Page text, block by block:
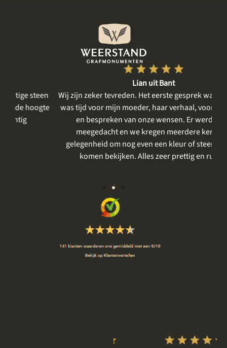
Lian uit Bant
Wij zijn zeker tevreden. Het eerste gesprek was rustig, er
was tijd voor mijn moeder, haar verhaal, voor het delen
en bespreken van onze wensen. Er werd goed
meegedacht en we kregen meerdere keren de
gelegenheid om nog even een kleur of steensoort te
komen bekijken. Alles zeer prettig en rustig.